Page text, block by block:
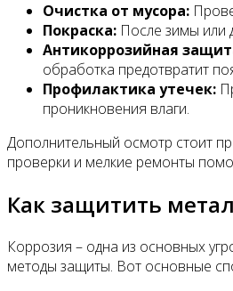
Очистка от мусора:
Покраска: После зимы или
Антикоррозийная
обработка предотвратит
Профилактика утечек:
проникновения влаги.
Дополнительный осмотр стоит
проверки и мелкие ремонты
Как защитить
Коррозия – одна из основных
методы защиты. Вот основные